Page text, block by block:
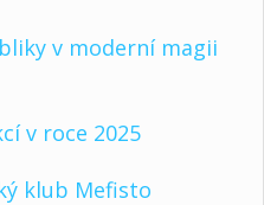
v moderní magii
v roce 2025
klub Mefisto